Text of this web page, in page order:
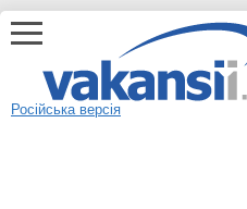
Російська версія